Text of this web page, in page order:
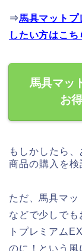
⇒馬具マットプ
したい方はこち
馬具マッ
お
もしかしたら
商品の購入を検
ただ、馬具マ
などで少しでも
トプレミアム
のに！という風